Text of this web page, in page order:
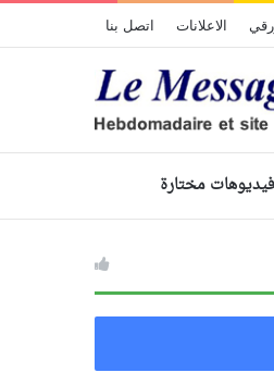
الاعلانات اتصل بنا
فيديوهات مختارة